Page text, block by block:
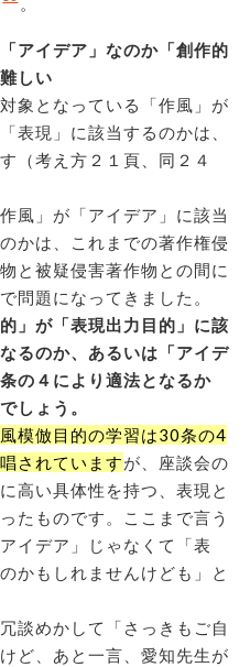
イデア」なのか「創作的
しい
象となっている「作風」が
表現」に該当するのかは、
（考え方２１頁、同２４
風」が「アイデア」に該当
かは、これまでの著作権侵
と被疑侵害著作物との間に
問題になってきました。
的」が「表現出力目的」に該
るのか、あるいは「アイデ
の４により適法となるか
しょう。
模倣目的の学習は30条の4
されていますが、座談会の
高い具体性を持つ、表現と
たものです。ここまで言う
イデア」じゃなくて「表
かもしれませんけども」と
談めかして「さっきもご自
ど、あと一言、愛知先生が